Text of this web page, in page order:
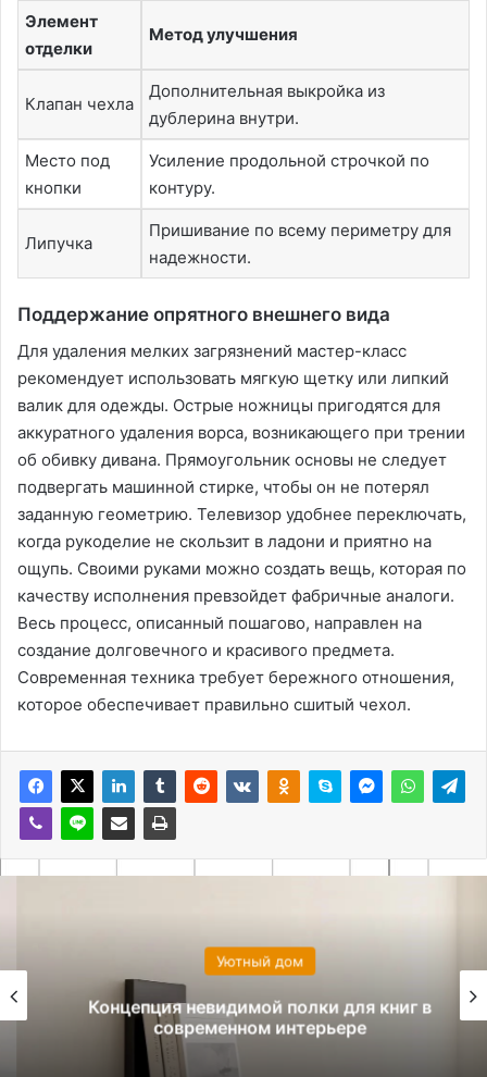
Элемент
отделки
Метод улучшения
Клапан чехла
Дополнительная выкройка из
дублерина внутри.
Место под
кнопки
Усиление продольной строчкой по
контуру.
Липучка
Пришивание по всему периметру для
надежности.
Поддержание опрятного внешнего вида
Для удаления мелких загрязнений мастер-класс
рекомендует использовать мягкую щетку или липкий
валик для одежды. Острые ножницы пригодятся для
аккуратного удаления ворса, возникающего при трении
об обивку дивана. Прямоугольник основы не следует
подвергать машинной стирке, чтобы он не потерял
заданную геометрию. Телевизор удобнее переключать,
когда рукоделие не скользит в ладони и приятно на
ощупь. Своими руками можно создать вещь, которая по
качеству исполнения превзойдет фабричные аналоги.
Весь процесс, описанный пошагово, направлен на
создание долговечного и красивого предмета.
Современная техника требует бережного отношения,
которое обеспечивает правильно сшитый чехол.
Уютный дом
Концепция невидимой полки для книг в
современном интерьере